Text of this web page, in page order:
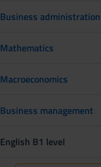
Business administration
Mathematics
Macroeconomics
Business management
English B1 level